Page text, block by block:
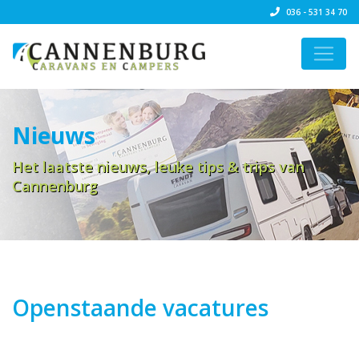
036 - 531 34 70
Nieuws
Het laatste nieuws, leuke tips & trips van
Cannenburg
Openstaande vacatures